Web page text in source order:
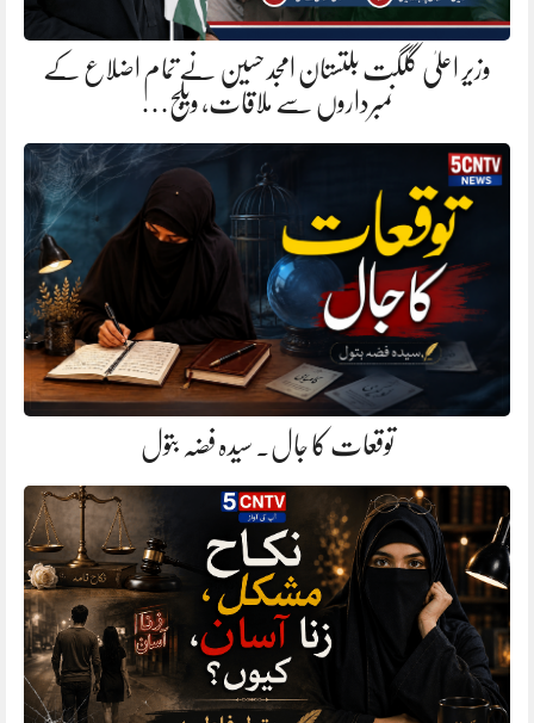
وزیر اعلیٰ گلگت بلتستان امجد حسین نے تمام اضلاع کے
نمبرداروں سے ملاقات، ویلج…
توقعات کا جال. سیدہ فضہ بتول